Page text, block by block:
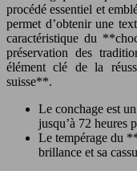
procédé essentiel et
permet d’obtenir une
caractéristique du
préservation des
élément clé de la
suisse**.
Le conchage est
jusqu’à 72 heures
Le tempérage du
brillance et sa